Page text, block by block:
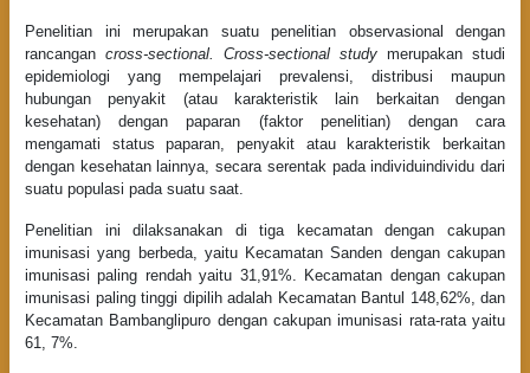
Penelitian ini merupakan suatu penelitian observasional dengan
rancangan cross-sectional. Cross-sectional study merupakan studi
epidemiologi yang mempelajari prevalensi, distribusi maupun
hubungan penyakit (atau karakteristik lain berkaitan dengan
kesehatan) dengan paparan (faktor penelitian) dengan cara
mengamati status paparan, penyakit atau karakteristik berkaitan
dengan kesehatan lainnya, secara serentak pada individuindividu dari
suatu populasi pada suatu saat.
Penelitian ini dilaksanakan di tiga kecamatan dengan cakupan
imunisasi yang berbeda, yaitu Kecamatan Sanden dengan cakupan
imunisasi paling rendah yaitu 31,91%. Kecamatan dengan cakupan
imunisasi paling tinggi dipilih adalah Kecamatan Bantul 148,62%, dan
Kecamatan Bambanglipuro dengan cakupan imunisasi rata-rata yaitu
61, 7%.